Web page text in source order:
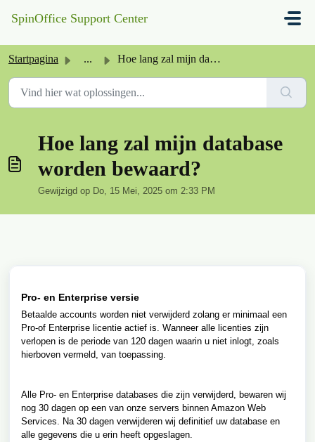
SpinOffice Support Center
Startpagina ... Hoe lang zal mijn database worden bewaard?
Hoe lang zal mijn database
worden bewaard?
Gewijzigd op Do, 15 Mei, 2025 om 2:33 PM
Pro- en Enterprise versie
Betaalde accounts worden niet verwijderd zolang er minimaal een
Pro-of Enterprise licentie actief is. Wanneer alle licenties zijn
verlopen is de periode van 120 dagen waarin u niet inlogt, zoals
hierboven vermeld, van toepassing.
Alle Pro- en Enterprise databases die zijn verwijderd, bewaren wij
nog 30 dagen op een van onze servers binnen Amazon Web
Services. Na 30 dagen verwijderen wij definitief uw database en
alle gegevens die u erin heeft opgeslagen.